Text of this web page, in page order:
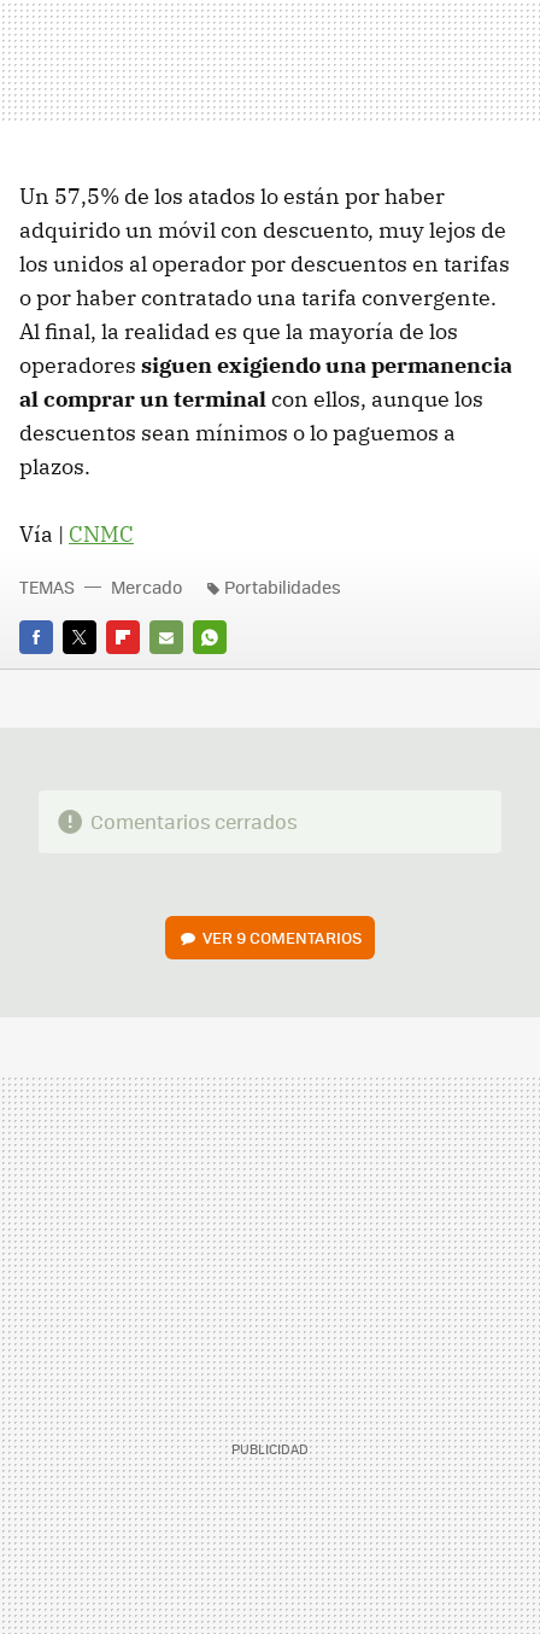
Un 57,5% de los atados lo están por haber
adquirido un móvil con descuento, muy lejos de
los unidos al operador por descuentos en tarifas
o por haber contratado una tarifa convergente.
Al final, la realidad es que la mayoría de los
operadores siguen exigiendo una permanencia
al comprar un terminalcon ellos, aunque los
descuentos sean mínimos o lo paguemos a
plazos.
Vía | CNMC
FACEBOOK
TWITTERFLIPBOARD
E-
WHATSAPP
TEMAS Mercado Portabilidades
Comentarios cerrados
VER9 COMENTARIOS